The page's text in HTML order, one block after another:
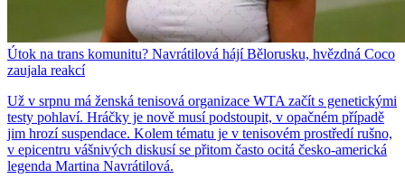
Útok na trans komunitu? Navrátilová hájí Bělorusku, hvězdná Coco
zaujala reakcí
Už v srpnu má ženská tenisová organizace WTA začít s genetickými
testy pohlaví. Hráčky je nově musí podstoupit, v opačném případě
jim hrozí suspendace. Kolem tématu je v tenisovém prostředí rušno,
v epicentru vášnivých diskusí se přitom často ocitá česko-americká
legenda Martina Navrátilová.